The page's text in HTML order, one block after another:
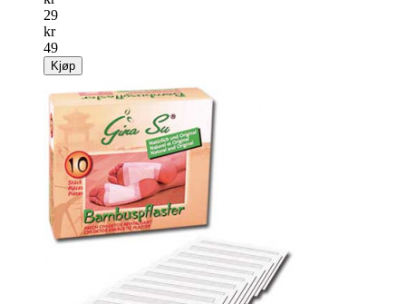
Salg
41%
Juleasjetter
Kjekke papptallerkener med koselig julemotiv.
kr